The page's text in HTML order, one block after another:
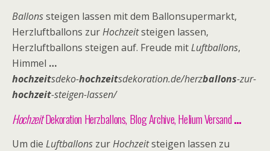
Ballonssteigen lassen mit dem Ballonsupermarkt,
Herzluftballons zurHochzeitsteigen lassen,
Herzluftballons steigen auf. Freude mitLuftballons,
Himmel …
hochzeitsdeko-hochzeitsdekoration.de/herzballons-zur-
hochzeit-steigen-lassen/
HochzeitDekoration Herzballons, Blog Archive, Helium Versand…
Um die Luftballons zurHochzeitsteigen lassen zu